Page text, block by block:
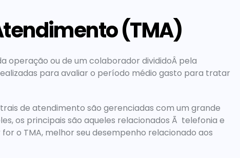
(TMA)
operação ou de um colaborador divididoÂ pela
para avaliar o período médio gasto para tratar
de atendimento são gerenciadas com um grande
os principais são aqueles relacionados Ã  telefonia e
o TMA, melhor seu desempenho relacionado aos